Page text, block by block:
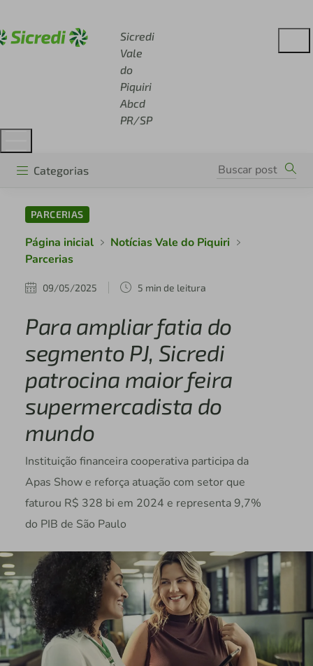
Sicredi
Vale
do
Piquiri
Abcd
PR/SP
Categorias
PARCERIAS
Página inicial
Notícias Vale do Piquiri
Parcerias
09/05/2025 5 min de leitura
Para ampliar fatia do
segmento PJ, Sicredi
patrocina maior feira
supermercadista do
mundo
Instituição financeira cooperativa participa da
Apas Show e reforça atuação com setor que
faturou R$ 328 bi em 2024 e representa 9,7%
do PIB de São Paulo